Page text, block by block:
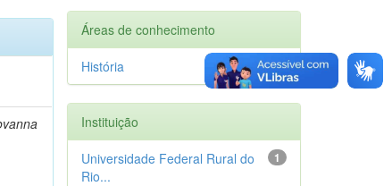
Áreas de conhecimento
1
História
Instituição
1
Universidade Federal Rural do
Rio...